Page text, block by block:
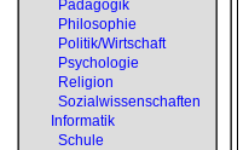
Pädagogik
Philosophie
Politik/Wirtschaft
Psychologie
Religion
Sozialwissenschaften
Informatik
Schule